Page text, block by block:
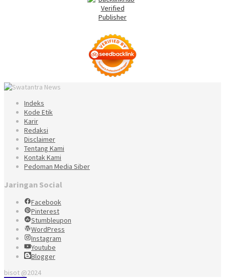
Indeks
Kode Etik
Karir
Redaksi
Disclaimer
Tentang Kami
Kontak Kami
Pedoman Media Siber
Jaringan Social
Facebook
Pinterest
Stumbleupon
WordPress
Instagram
Youtube
Blogger
bisot @2024